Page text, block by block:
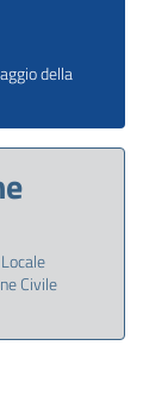
della
Civile